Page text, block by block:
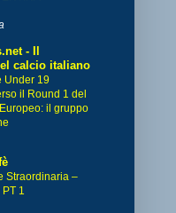
- Il
calcio italiano
Under 19
il Round 1 del
il gruppo
Straordinaria –
1